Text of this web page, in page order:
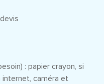
: papier crayon, si
internet, caméra et